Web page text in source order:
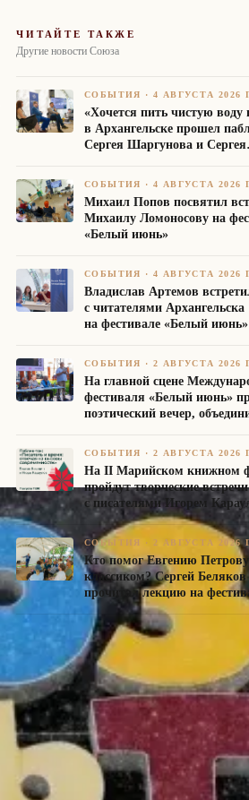
ЧИТАЙТЕ ТАКЖЕ
Другие новости Союза
СОБЫТИЯ ·4 АВГУСТА 2026
«Хочется пить чистую воду
в Архангельске прошел
Сергея Шаргунова и Сергея
СОБЫТИЯ ·4 АВГУСТА 2026
Михаил Попов посвятил
Михаилу Ломоносову на
«Белый июнь»
СОБЫТИЯ ·4 АВГУСТА 2026
Владислав Артемов
с читателями Архангельска
на фестивале «Белый июнь»
СОБЫТИЯ ·2 АВГУСТА 2026
На главной сцене
фестиваля «Белый июнь»
поэтический вечер,
СОБЫТИЯ ·2 АВГУСТА 2026
На II Марийском книжном
пройдут творческие встречи
с писателями Игорем
и Платоном Бесединым
СОБЫТИЯ · 2 АВГУСТА 2026
Кто помог Евгению Петрову
классиком? Сергей Беляков
прочитал лекцию на
«Белый июнь»